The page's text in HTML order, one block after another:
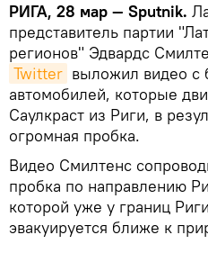
РИГА, 28 мар — Sputnik.
представитель партии
регионов" Эдвардс
Twitter выложил видео с
автомобилей, которые
Саулкраст из Риги, в
огромная пробка.
Видео Смилтенс
пробка по направлению
которой уже у границ
эвакуируется ближе к